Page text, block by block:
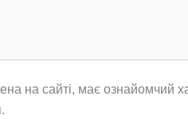
на сайті, має ознайомчий